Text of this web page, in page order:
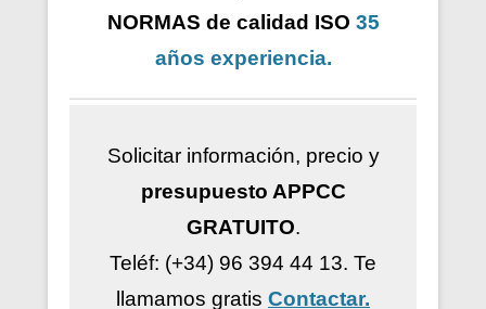
NORMAS de calidad ISO 35
años experiencia.
Solicitar información, precio y
presupuesto APPCC
GRATUITO.
Teléf: (+34) 96 394 44 13. Te
llamamos gratis Contactar.